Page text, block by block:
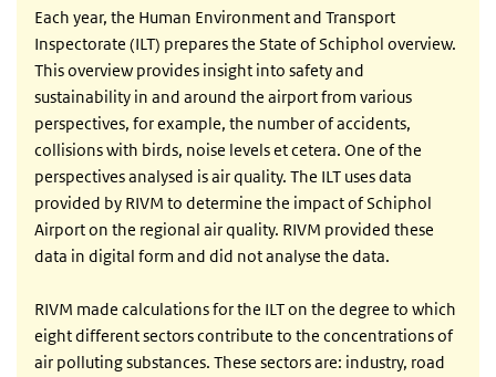
Each year, the Human Environment and Transport
Inspectorate (ILT) prepares the State of Schiphol overview.
This overview provides insight into safety and
sustainability in and around the airport from various
perspectives, for example, the number of accidents,
collisions with birds, noise levels et cetera. One of the
perspectives analysed is air quality. The ILT uses data
provided by RIVM to determine the impact of Schiphol
Airport on the regional air quality. RIVM provided these
data in digital form and did not analyse the data.
RIVM made calculations for the ILT on the degree to which
eight different sectors contribute to the concentrations of
air polluting substances. These sectors are: industry, road